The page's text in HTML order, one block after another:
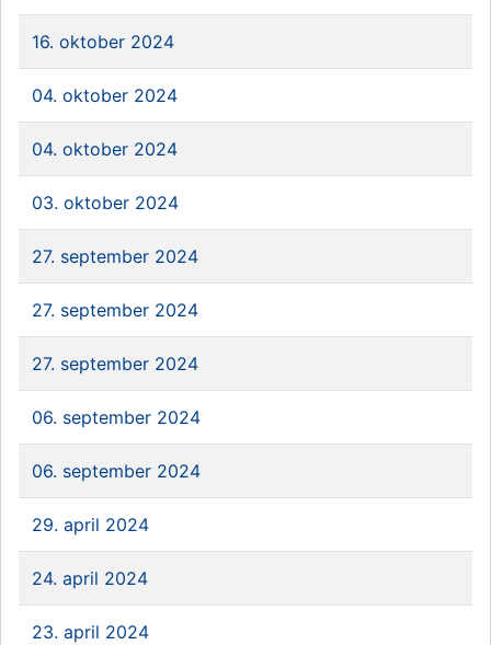
16. oktober 2024
04. oktober 2024
04. oktober 2024
03. oktober 2024
27. september 2024
27. september 2024
27. september 2024
06. september 2024
06. september 2024
29. april 2024
24. april 2024
23. april 2024